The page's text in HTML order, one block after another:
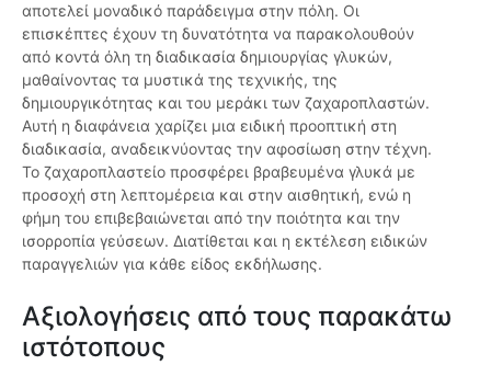
αποτελεί μοναδικό παράδειγμα στην πόλη. Οι
επισκέπτες έχουν τη δυνατότητα να παρακολουθούν
από κοντά όλη τη διαδικασία δημιουργίας γλυκών,
μαθαίνοντας τα μυστικά της τεχνικής, της
δημιουργικότητας και του μεράκι των ζαχαροπλαστών.
Αυτή η διαφάνεια χαρίζει μια ειδική προοπτική στη
διαδικασία, αναδεικνύοντας την αφοσίωση στην τέχνη.
Το ζαχαροπλαστείο προσφέρει βραβευμένα γλυκά με
προσοχή στη λεπτομέρεια και στην αισθητική, ενώ η
φήμη του επιβεβαιώνεται από την ποιότητα και την
ισορροπία γεύσεων. Διατίθεται και η εκτέλεση ειδικών
παραγγελιών για κάθε είδος εκδήλωσης.
Αξιολογήσεις από τους παρακάτω
ιστότοπους